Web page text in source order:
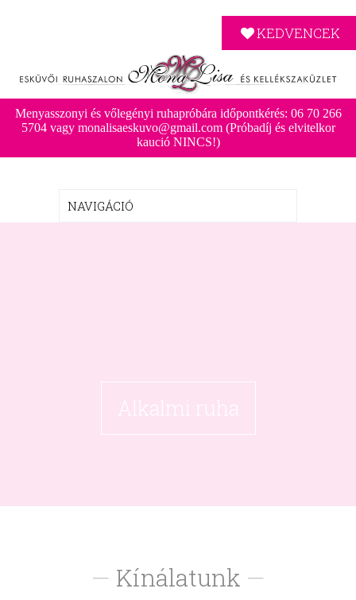
KEDVENCEK
Menyasszonyi és vőlegényi ruhapróbára időpontkérés: 06 70 266
5704 vagy monalisaeskuvo@gmail.com (Próbadíj és elvitelkor
kaució NINCS!)
Alkalmi ruha
— Kínálatunk —